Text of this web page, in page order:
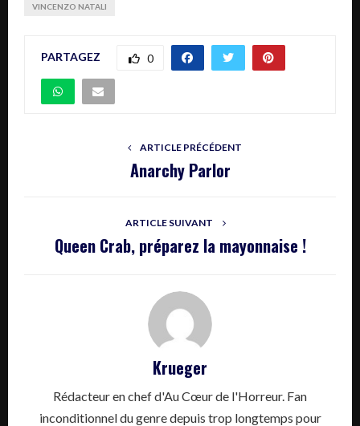
VINCENZO NATALI
PARTAGEZ 0
ARTICLE PRÉCÉDENT
Anarchy Parlor
ARTICLE SUIVANT
Queen Crab, préparez la mayonnaise !
Krueger
Rédacteur en chef d'Au Cœur de l'Horreur. Fan
inconditionnel du genre depuis trop longtemps pour